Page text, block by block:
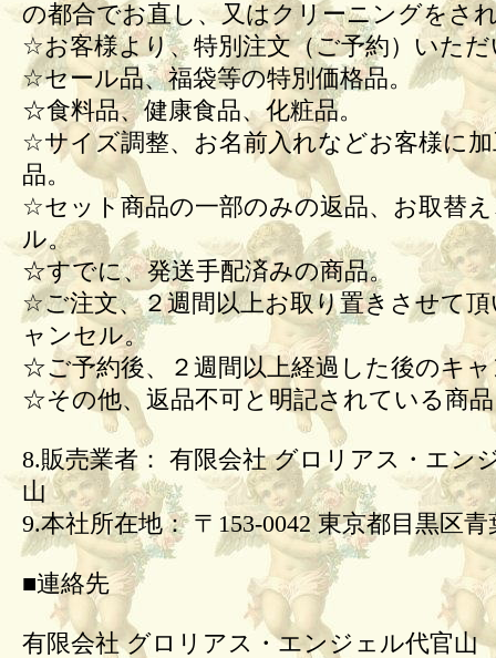
の都合でお直し、又はクリーニングをさ
☆お客様より、特別注文（ご予約）いた
☆セール品、福袋等の特別価格品。
☆食料品、健康食品、化粧品。
☆サイズ調整、お名前入れなどお客様に
品。
☆セット商品の一部のみの返品、お取替
ル。
☆すでに、発送手配済みの商品。
☆ご注文、２週間以上お取り置きさせて
ャンセル。
☆ご予約後、２週間以上経過した後のキ
☆その他、返品不可と明記されている商
8.販売業者： 有限会社 グロリアス・エン
山
9.本社所在地： 〒153-0042 東京都目黒区青
■連絡先
有限会社 グロリアス・エンジェル代官山